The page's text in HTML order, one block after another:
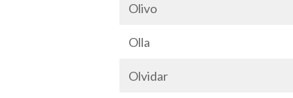
Olivo
Olla
Olvidar